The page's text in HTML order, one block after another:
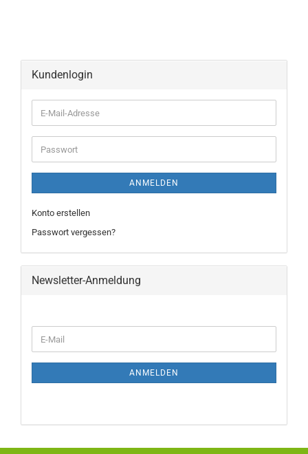
Kundenlogin
ANMELDEN
Konto erstellen
Passwort vergessen?
Newsletter-Anmeldung
ANMELDEN